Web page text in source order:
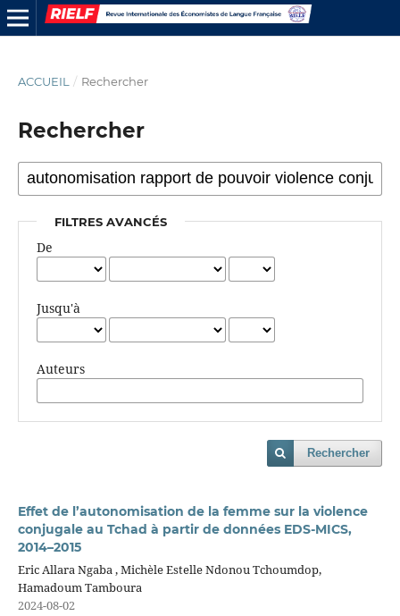
ACCUEIL / Rechercher
Rechercher
FILTRES AVANCÉS
De
Jusqu'à
Auteurs
Rechercher
Effet de l’autonomisation de la femme sur la violence
conjugale au Tchad à partir de données EDS-MICS,
2014–2015
Eric Allara Ngaba , Michèle Estelle Ndonou Tchoumdop,
Hamadoum Tamboura
2024-08-02